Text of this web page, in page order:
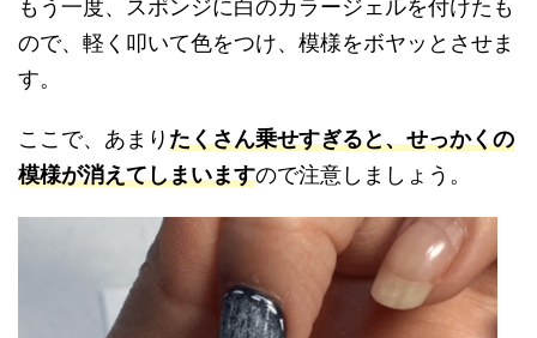
もう一度、スポンジに白のカラージェルを付けたも
ので、軽く叩いて色をつけ、模様をボヤッとさせま
す。
ここで、あまりたくさん乗せすぎると、せっかくの
模様が消えてしまいますので注意しましょう。